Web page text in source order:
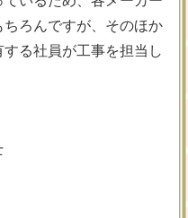
ろんですが、そのほか
る社員が工事を担当し